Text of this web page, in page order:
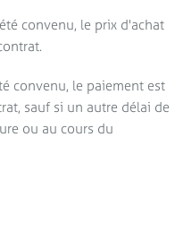
convenu, le prix d'achat
convenu, le paiement est
sauf si un autre délai de
ou au cours du